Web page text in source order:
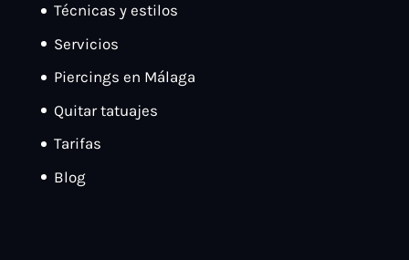
Técnicas y estilos
Servicios
Piercings en Málaga
Quitar tatuajes
Tarifas
Blog